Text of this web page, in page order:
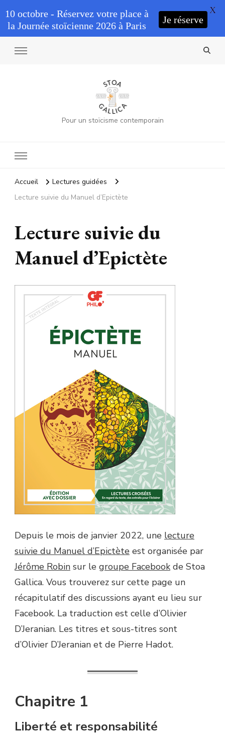
Pour un stoïcisme contemporain
Accueil
Lectures guidées
Lecture suivie du Manuel d’Epictète
Lecture suivie du
Manuel d’Epictète
Depuis le mois de janvier 2022, une lecture
suivie du Manuel d’Epictète est organisée par
Jérôme Robin sur le groupe Facebook de Stoa
Gallica. Vous trouverez sur cette page un
récapitulatif des discussions ayant eu lieu sur
Facebook. La traduction est celle d’Olivier
D’Jeranian. Les titres et sous-titres sont
d’Olivier D’Jeranian et de Pierre Hadot.
Chapitre 1
Liberté et responsabilité
10 octobre - Réservez votre place à
la Journée stoïcienne 2026 à Paris
Je réserve
X